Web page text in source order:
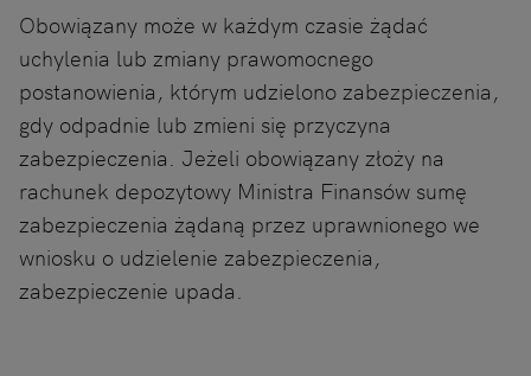
Obowiązany może w każdym czasie żądać
uchylenia lub zmiany prawomocnego
postanowienia, którym udzielono zabezpieczenia,
gdy odpadnie lub zmieni się przyczyna
zabezpieczenia. Jeżeli obowiązany złoży na
rachunek depozytowy Ministra Finansów sumę
zabezpieczenia żądaną przez uprawnionego we
wniosku o udzielenie zabezpieczenia,
zabezpieczenie upada.